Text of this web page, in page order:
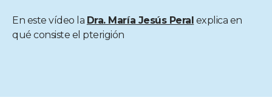
En este vídeo la Dra. María Jesús Peral explica en
qué consiste el pterigión